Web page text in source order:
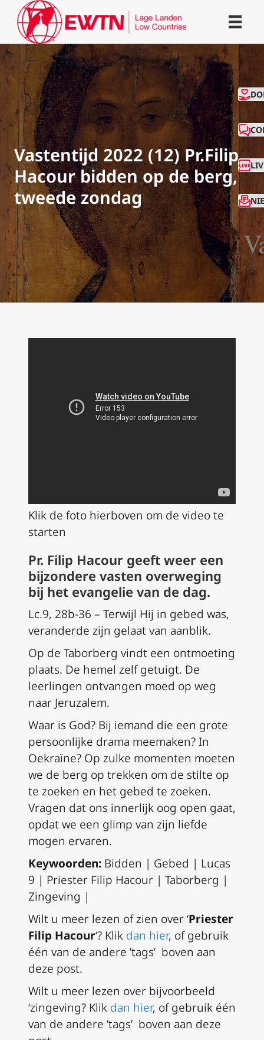
Vastentijd 2022 (12) Pr.Filip
Hacour bidden op de berg,
tweede zondag
Klik de foto hierboven om de video te
starten
Pr. Filip Hacour geeft weer een
bijzondere vasten overweging
bij het evangelie van de dag.
Lc.9, 28b-36 – Terwijl Hij in gebed was,
veranderde zijn gelaat van aanblik.
Op de Taborberg vindt een ontmoeting
plaats. De hemel zelf getuigt. De
leerlingen ontvangen moed op weg
naar Jeruzalem.
Waar is God? Bij iemand die een grote
persoonlijke drama meemaken? In
Oekraïne? Op zulke momenten moeten
we de berg op trekken om de stilte op
te zoeken en het gebed te zoeken.
Vragen dat ons innerlijk oog open gaat,
opdat we een glimp van zijn liefde
mogen ervaren.
Keywoorden: Bidden | Gebed | Lucas
9 | Priester Filip Hacour | Taborberg |
Zingeving |
Wilt u meer lezen of zien over ‘Priester
Filip Hacour‘? Klik dan hier, of gebruik
één van de andere ’tags’ boven aan
deze post.
Wilt u meer lezen over bijvoorbeeld
‘zingeving? Klik dan hier, of gebruik één
van de andere ’tags’ boven aan deze